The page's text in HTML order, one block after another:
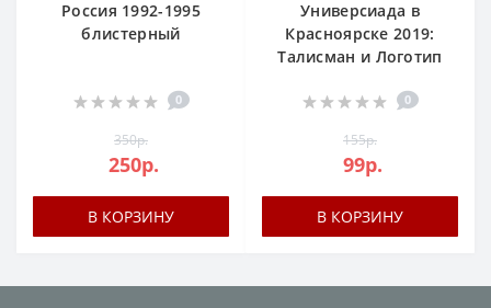
Россия 1992-1995
блистерный
0
350р.
250р.
В КОРЗИНУ
Универсиада в
Красноярске 2019:
Талисман и Логотип
0
155р.
99р.
В КОРЗИНУ